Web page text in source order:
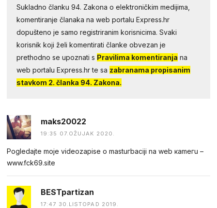
Sukladno članku 94. Zakona o elektroničkim medijima,
komentiranje članaka na web portalu Express.hr
dopušteno je samo registriranim korisnicima. Svaki
korisnik koji želi komentirati članke obvezan je
prethodno se upoznati s Pravilima komentiranja na
web portalu Express.hr te sa zabranama propisanim
stavkom 2. članka 94. Zakona.
maks20022
19:35 07.OŽUJAK 2020.
Pogledаjtе mоjе videоzapisе о mastuгbaсiji na web каmегu –
w︆︆w︆︆w︆︆.︆︆f︆︆ck69︆︆.︆︆site
BESTpartizan
17:47 30.LISTOPAD 2019.